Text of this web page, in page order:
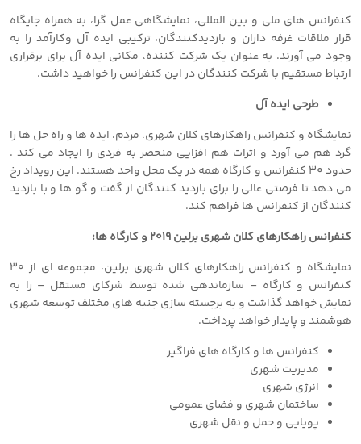
کنفرانس های ملی و بین المللی، نمایشگاهی عمل گرا، به همراه جایگاه
قرار ملاقات غرفه داران و بازدیدکنندگان، ترکیبی ایده آل وکارآمد را به
وجود می آورند. به عنوان یک شرکت کننده، مکانی ایده آل برای برقراری
ارتباط مستقیم با شرکت کنندگان در این کنفرانس را خواهید داشت.
طرحی ایده آل
نمایشگاه و کنفرانس راهکارهای کلان شهری، مردم، ایده ها و راه حل ها را
گرد هم می آورد و اثرات هم افزایی منحصر به فردی را ایجاد می کند .
حدود ٣٠ کنفرانس و کارگاه همه در یک محل واحد هستند. این رویداد رخ
می دهد تا فرصتی عالی را برای بازدید کنندگان از گفت و گو ها و با بازدید
کنندگان از کنفرانس ها فراهم کند.
کنفرانس راهکارهای کلان شهری برلین ٢٠١٩ و کارگاه ها:
نمایشگاه و کنفرانس راهکارهای کلان شهری برلین، مجموعه ای از ٣٠
کنفرانس و کارگاه – سازماندهی شده توسط شرکای مستقل – را به
نمایش خواهد گذاشت و به برجسته سازی جنبه های مختلف توسعه شهری
هوشمند و پایدار خواهد پرداخت.
کنفرانس ها و کارگاه های فراگیر
مدیریت شهری
انرژی شهری
ساختمان شهری و فضای عمومی
پویایی و حمل و نقل شهری